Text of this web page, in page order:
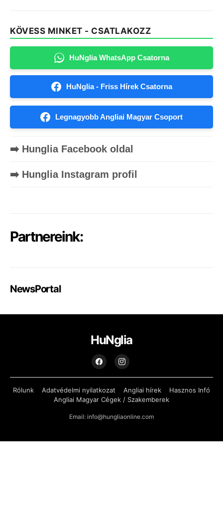
KÖVESS MINKET - CSATLAKOZZ
HuNglia WhatsApp Csatorna
HuNglia - Friss Hírek Csatorna
Legnagyobb Angliai Magyar Csoport
➡️ Hunglia Facebook oldal
➡️ Hunglia Instagram profil
Partnereink:
NewsPortal
HuNglia
Rólunk Adatvédelmi nyilatkozat Angliai hírek
Hasznos Infó
Angliai Magyar Cégek / Szakemberek
Email: info@hungliaonline.com